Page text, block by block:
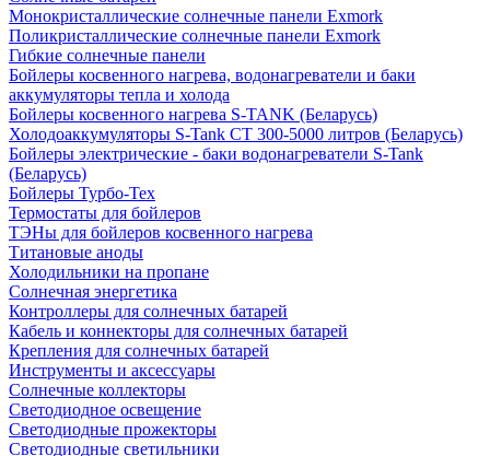
Монокристаллические солнечные панели Exmork
Поликристаллические солнечные панели Exmork
Гибкие солнечные панели
Бойлеры косвенного нагрева, водонагреватели и баки
аккумуляторы тепла и холода
Бойлеры косвенного нагрева S-TANK (Беларусь)
Холодоаккумуляторы S-Tank СТ 300-5000 литров (Беларусь)
Бойлеры электрические - баки водонагреватели S-Tank
(Беларусь)
Бойлеры Турбо-Тех
Термостаты для бойлеров
ТЭНы для бойлеров косвенного нагрева
Титановые аноды
Холодильники на пропане
Солнечная энергетика
Контроллеры для солнечных батарей
Кабель и коннекторы для солнечных батарей
Крепления для солнечных батарей
Инструменты и аксессуары
Солнечные коллекторы
Светодиодное освещение
Светодиодные прожекторы
Светодиодные светильники